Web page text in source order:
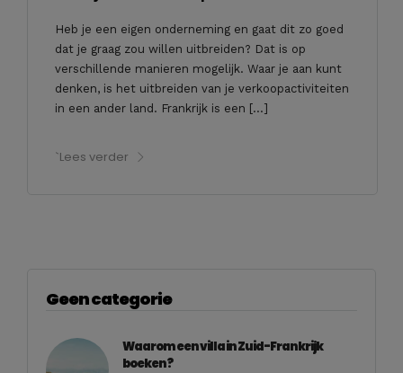
Heb je een eigen onderneming en gaat dit zo goed
dat je graag zou willen uitbreiden? Dat is op
verschillende manieren mogelijk. Waar je aan kunt
denken, is het uitbreiden van je verkoopactiviteiten
in een ander land. Frankrijk is een […]
`Lees verder
Geen categorie
Waarom een villa in Zuid-Frankrijk
boeken?